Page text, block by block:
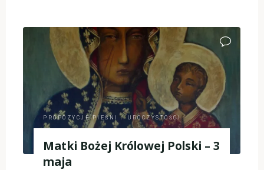
Wielkanocna
Rok
PROPOZYCJE PIEŚNI / UROCZYSTOŚCI
Matki Bożej Królowej Polski – 3
maja